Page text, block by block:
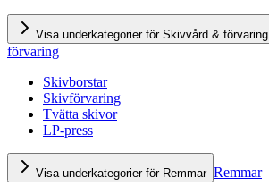
Visa underkategorier för Skivvård & förvaring
förvaring
Skivborstar
Skivförvaring
Tvätta skivor
LP-press
Visa underkategorier för Remmar Remmar